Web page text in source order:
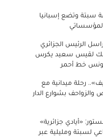
سبتة وتضع إسبانيا
الرئيس الجزائري
لقيس سعيد يكرس
تونس خط أحمر
رحلة ميدانية مع
والزواحف بشوارع الدار
«أيادي جزائرية»
لسبتة ومليلية عبر